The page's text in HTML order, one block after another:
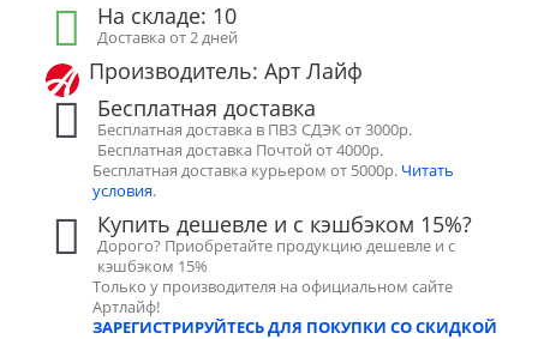
На складе: 10
Доставка от 2 дней
Производитель: Арт Лайф
Бесплатная доставка
Бесплатная доставка в ПВЗ СДЭК от 3000р.
Бесплатная доставка Почтой от 4000р.
Бесплатная доставка курьером от 5000р. Читать
условия.
Купить дешевле и с кэшбэком 15%?
Дорого? Приобретайте продукцию дешевле и с
кэшбэком 15%
Только у производителя на официальном сайте
Артлайф!
ЗАРЕГИСТРИРУЙТЕСЬ ДЛЯ ПОКУПКИ СО СКИДКОЙ